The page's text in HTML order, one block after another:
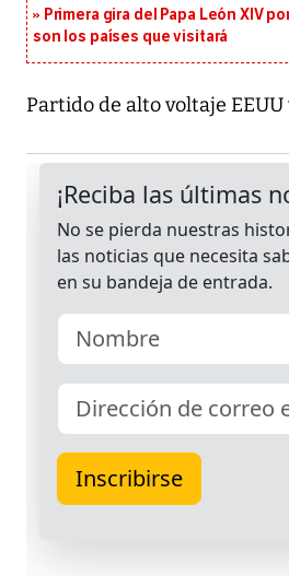
Primera gira del Papa León XIV
son los países que visitará
Partido de alto voltaje